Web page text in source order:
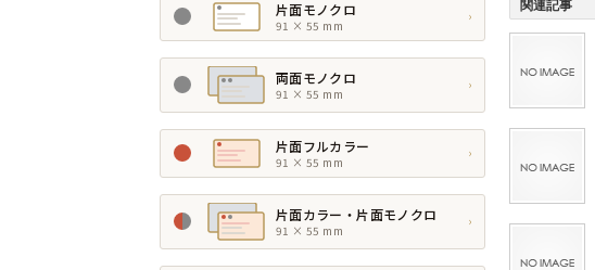
関連記事
片面モノクロ
91 × 55 mm
›
両面モノクロ
91 × 55 mm
›
片面フルカラー
91 × 55 mm
›
片面カラー・片面モノクロ
91 × 55 mm
›